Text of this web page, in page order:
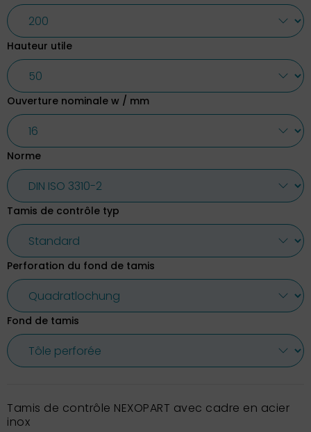
Hauteur utile
Ouverture nominale w / mm
Norme
Tamis de contrôle typ
Perforation du fond de tamis
Fond de tamis
Tamis de contrôle NEXOPART avec cadre en acier
inox